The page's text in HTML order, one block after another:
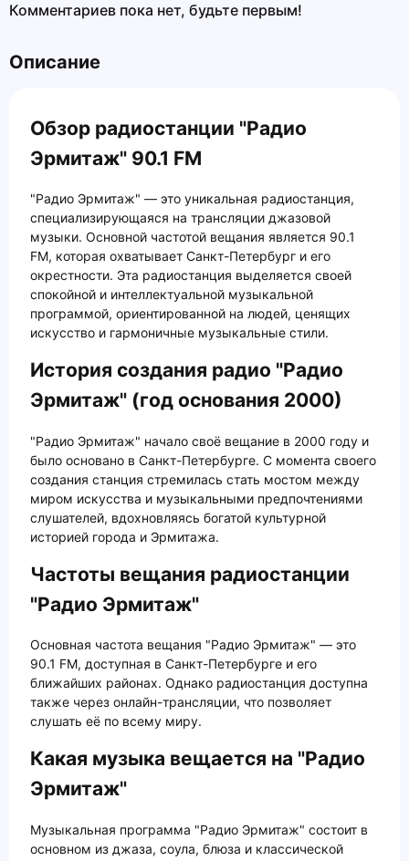
Комментариев пока нет, будьте первым!
Описание
Обзор радиостанции "Радио
Эрмитаж" 90.1 FM
"Радио Эрмитаж" — это уникальная радиостанция,
специализирующаяся на трансляции джазовой
музыки. Основной частотой вещания является 90.1
FM, которая охватывает Санкт-Петербург и его
окрестности. Эта радиостанция выделяется своей
спокойной и интеллектуальной музыкальной
программой, ориентированной на людей, ценящих
искусство и гармоничные музыкальные стили.
История создания радио "Радио
Эрмитаж" (год основания 2000)
"Радио Эрмитаж" начало своё вещание в 2000 году и
было основано в Санкт-Петербурге. С момента своего
создания станция стремилась стать мостом между
миром искусства и музыкальными предпочтениями
слушателей, вдохновляясь богатой культурной
историей города и Эрмитажа.
Частоты вещания радиостанции
"Радио Эрмитаж"
Основная частота вещания "Радио Эрмитаж" — это
90.1 FM, доступная в Санкт-Петербурге и его
ближайших районах. Однако радиостанция доступна
также через онлайн-трансляции, что позволяет
слушать её по всему миру.
Какая музыка вещается на "Радио
Эрмитаж"
Музыкальная программа "Радио Эрмитаж" состоит в
основном из джаза, соула, блюза и классической